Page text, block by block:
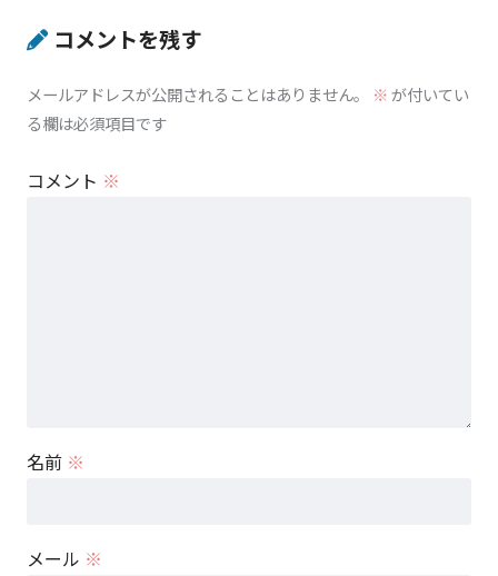
コメントを残す
メールアドレスが公開されることはありません。 ※が付いてい
る欄は必須項目です
コメント ※
名前 ※
メール ※